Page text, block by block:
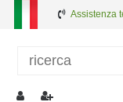
Assistenza